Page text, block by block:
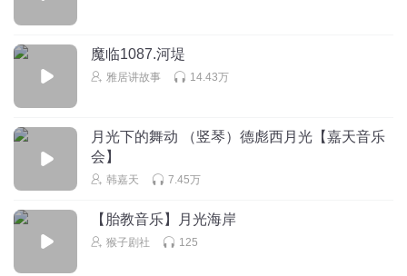
魔临1087.河堤
雅居讲故事 14.43万
月光下的舞动 （竖琴）德彪西月光【嘉天音乐
会】
韩嘉天 7.45万
【胎教音乐】月光海岸
猴子剧社 125